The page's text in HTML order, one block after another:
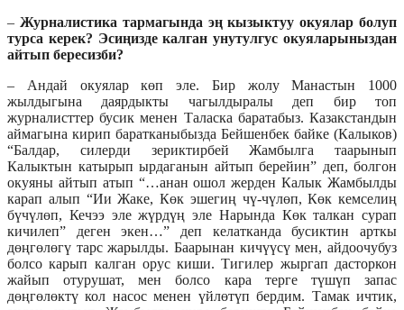
– Журналистика тармагында эң кызыктуу окуялар болуп
турса керек? Эсиңизде калган унутулгус окуяларыныздан
айтып бересизби?
– Андай окуялар көп эле. Бир жолу Манастын 1000
жылдыгына даярдыкты чагылдыралы деп бир топ
журналисттер бусик менен Таласка баратабыз. Казакстандын
аймагына кирип баратканыбызда Бейшенбек байке (Калыков)
“Балдар, силерди зериктирбей Жамбылга таарынып
Калыктын катырып ырдаганын айтып берейин” деп, болгон
окуяны айтып атып “…анан ошол жерден Калык Жамбылды
карап алып “Ии Жаке, Көк эшегиң чү-чүлөп, Көк кемселиң
бүчүлөп, Кечээ эле жүрдүң эле Нарында Көк талкан сурап
кичилеп” деген экен…” деп келатканда бусиктин арткы
дөңгөлөгү тарс жарылды. Баарынан кичүүсү мен, айдоочубуз
болсо карып калган орус киши. Тигилер жыргап дасторкон
жайып отурушат, мен болсо кара терге түшүп запас
дөңгөлөктү кол насос менен үйлөтүп бердим. Тамак ичтик,